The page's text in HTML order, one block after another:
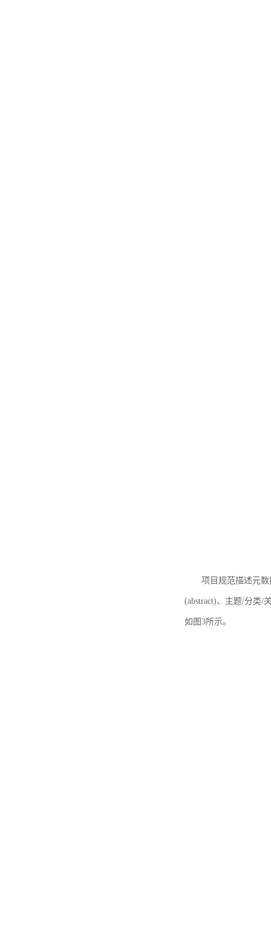
项目规范描述元
(abstract)、主题/分类/
如图3所示。